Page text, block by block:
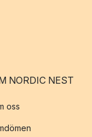
NORDIC NEST
oss